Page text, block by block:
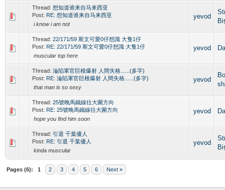
Thread: 想知道谁来自马来西亚
Post: RE: 想知道谁来自马来西亚
i know i am not
yevod
Bi
Thread: 22/171/59 斯文可愛0仔想識 大隻1仔
Post: RE: 22/171/59 斯文可愛0仔想識 大隻1仔
muscular top here
yevod
Thread: 淪陷軍官巨根爆射 人間失格......(多字)
Post: RE: 淪陷軍官巨根爆射 人間失格......(多字)
that man is so sexy
yevod
Thread: 25號晚馬鐵線往大圍方向
Post: RE: 25號晚馬鐵線往大圍方向
hope you find him soon
yevod
Thread: 引退 千葉優人
Post: RE: 引退 千葉優人
kinda muscular
yevod
Bi
Pages (6): 1 2 3 4 5 6 Next »